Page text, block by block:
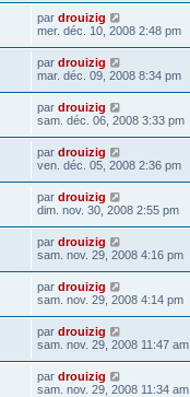
par drouizig
mer. déc. 10, 2008 2:48 pm
par drouizig
mar. déc. 09, 2008 8:34 pm
par drouizig
sam. déc. 06, 2008 3:33 pm
par drouizig
ven. déc. 05, 2008 2:36 pm
par drouizig
dim. nov. 30, 2008 2:55 pm
par drouizig
sam. nov. 29, 2008 4:16 pm
par drouizig
sam. nov. 29, 2008 4:14 pm
par drouizig
sam. nov. 29, 2008 11:47 am
par drouizig
sam. nov. 29, 2008 11:34 am